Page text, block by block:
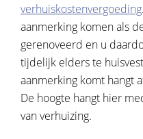
verhuiskostenvergoeding
aanmerking komen als
gerenoveerd en u
tijdelijk elders te
aanmerking komt hangt
De hoogte hangt hier
van verhuizing.